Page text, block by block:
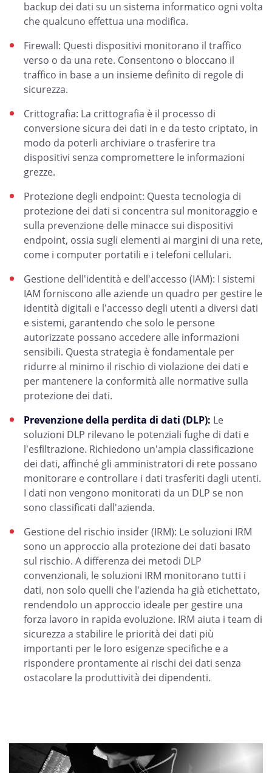
backup dei dati su un sistema informatico ogni volta
che qualcuno effettua una modifica.
Firewall: Questi dispositivi monitorano il traffico
verso o da una rete. Consentono o bloccano il
traffico in base a un insieme definito di regole di
sicurezza.
Crittografia: La crittografia è il processo di
conversione sicura dei dati in e da testo criptato, in
modo da poterli archiviare o trasferire tra
dispositivi senza compromettere le informazioni
grezze.
Protezione degli endpoint: Questa tecnologia di
protezione dei dati si concentra sul monitoraggio e
sulla prevenzione delle minacce sui dispositivi
endpoint, ossia sugli elementi ai margini di una rete,
come i computer portatili e i telefoni cellulari.
Gestione dell'identità e dell'accesso (IAM): I sistemi
IAM forniscono alle aziende un quadro per gestire le
identità digitali e l'accesso degli utenti a diversi dati
e sistemi, garantendo che solo le persone
autorizzate possano accedere alle informazioni
sensibili. Questa strategia è fondamentale per
ridurre al minimo il rischio di violazione dei dati e
per mantenere la conformità alle normative sulla
protezione dei dati.
Prevenzione della perdita di dati (DLP): Le
soluzioni DLP rilevano le potenziali fughe di dati e
l'esfiltrazione. Richiedono un'ampia classificazione
dei dati, affinché gli amministratori di rete possano
monitorare e controllare i dati trasferiti dagli utenti.
I dati non vengono monitorati da un DLP se non
sono classificati dall'azienda.
Gestione del rischio insider (IRM): Le soluzioni IRM
sono un approccio alla protezione dei dati basato
sul rischio. A differenza dei metodi DLP
convenzionali, le soluzioni IRM monitorano tutti i
dati, non solo quelli che l'azienda ha già etichettato,
rendendolo un approccio ideale per gestire una
forza lavoro in rapida evoluzione. IRM aiuta i team di
sicurezza a stabilire le priorità dei dati più
importanti per le loro esigenze specifiche e a
rispondere prontamente ai rischi dei dati senza
ostacolare la produttività dei dipendenti.